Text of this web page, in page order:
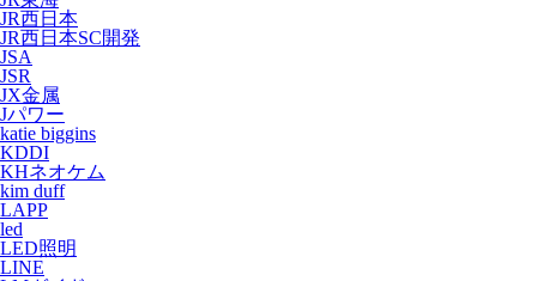
JR西日本
JR西日本SC開発
JSA
JSR
JX金属
Jパワー
katie biggins
KDDI
KHネオケム
kim duff
LAPP
led
LED照明
LINE